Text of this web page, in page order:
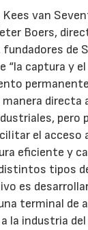
Kees van
Boers,
de
“la captura y el
permanente
directa
pero
el acceso
eficiente y
tipos
es
terminal de
la industria